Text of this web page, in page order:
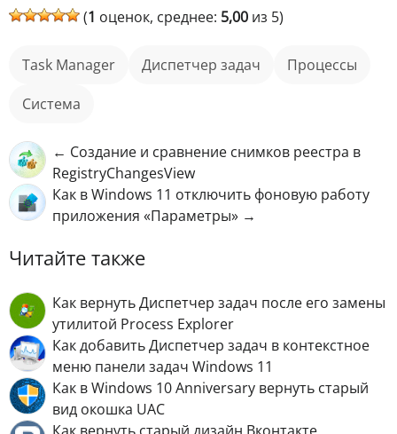
(1 оценок, среднее: 5,00 из 5)
Task Manager Диспетчер задач
процессы
Система
← Создание и сравнение снимков реестра в
RegistryChangesView
Как в Windows 11 отключить фоновую работу
приложения «Параметры» →
Читайте также
Как вернуть Диспетчер задач после его замены
утилитой Process Explorer
Как добавить Диспетчер задач в контекстное
меню панели задач Windows 11
Как в Windows 10 Anniversary вернуть старый
вид окошка UAC
Как вернуть старый дизайн Вконтакте